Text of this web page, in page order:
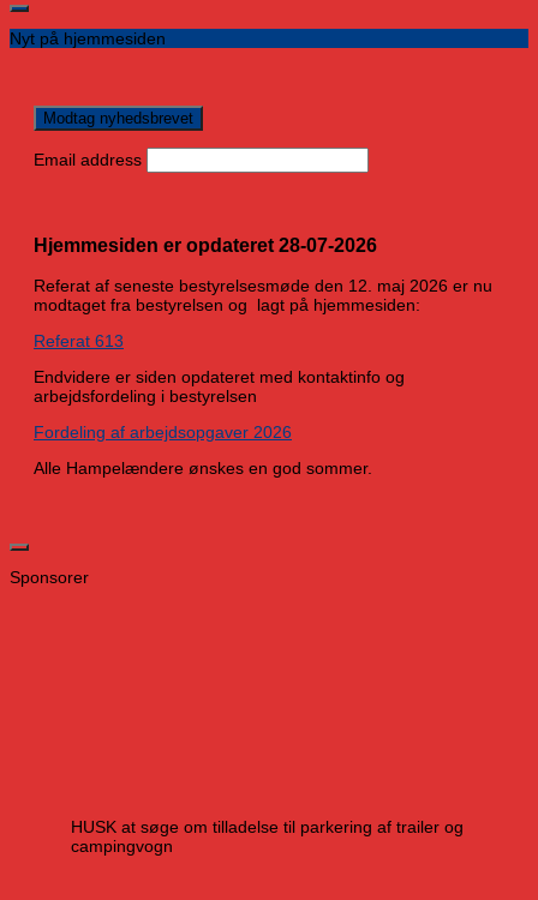
Nyt på hjemmesiden
Email address
Hjemmesiden er opdateret 28-07-2026
Referat af seneste bestyrelsesmøde den 12. maj 2026 er nu
modtaget fra bestyrelsen og lagt på hjemmesiden:
Referat 613
Endvidere er siden opdateret med kontaktinfo og
arbejdsfordeling i bestyrelsen
Fordeling af arbejdsopgaver 2026
Alle Hampelændere ønskes en god sommer.
Sponsorer
HUSK at søge om tilladelse til parkering af trailer og
campingvogn